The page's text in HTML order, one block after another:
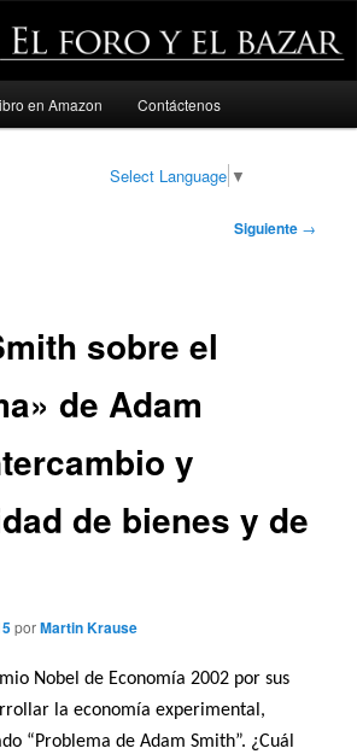
en Amazon Contáctenos
Select Language ▼
Siguiente →
sobre el
de Adam
y
de bienes y de
porMartin Krause
Nobel de Economía 2002 por sus
la economía experimental,
“Problema de Adam Smith”. ¿Cuál